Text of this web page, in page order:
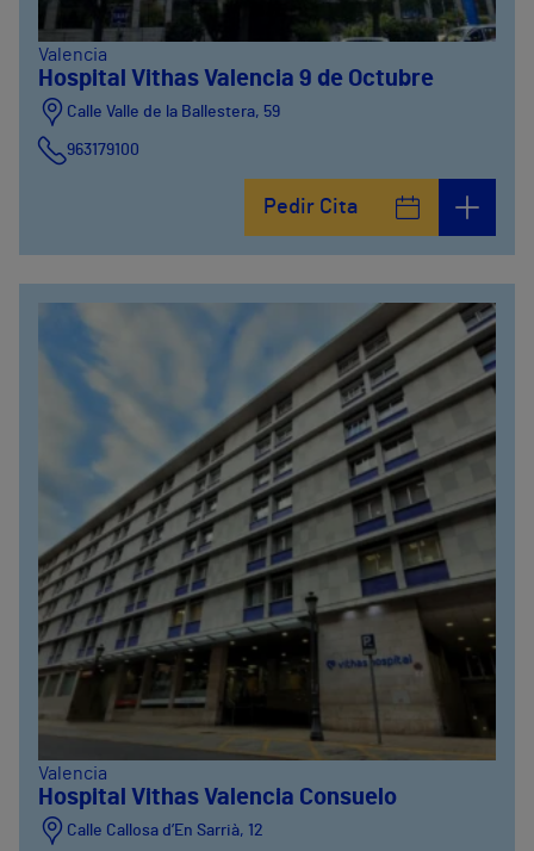
Valencia
Hospital Vithas Valencia 9 de Octubre
Calle Valle de la Ballestera, 59
963179100
Pedir Cita
Valencia
Hospital Vithas Valencia Consuelo
Calle Callosa d’En Sarrià, 12